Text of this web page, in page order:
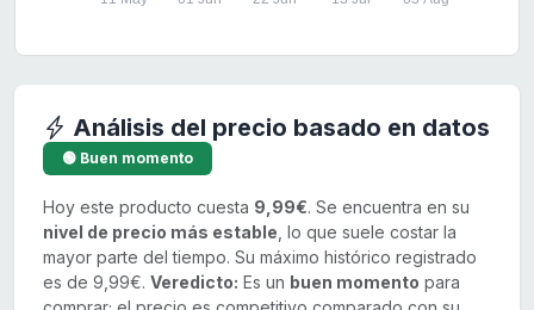
Análisis del precio basado en datos
🟢 Buen momento
Hoy este producto cuesta 9,99€. Se encuentra en su
nivel de precio más estable , lo que suele costar la
mayor parte del tiempo. Su máximo histórico registrado
es de 9,99€. Veredicto: Es un buen momento para